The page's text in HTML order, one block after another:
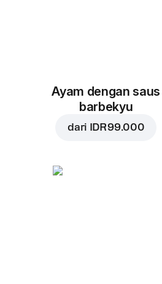
Ayam dengan saus
barbekyu
dari IDR 99.000